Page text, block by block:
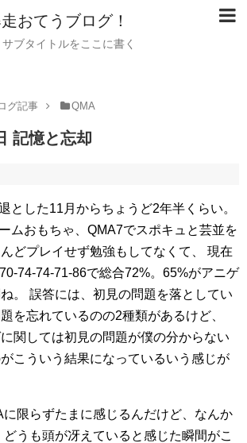
おてうブログ！
サブタイトルをここに書く
グ記事 QMA
記憶と忘却
とした11月からちょうど2年半くらい。
ムおもちゃ、QMA7でスポキュと芸並を
どプレイせず勉強もしてなくて、
現在
74-74-71-86で総合72%。65%がアニゲ
。
誤答には、初見の問題を落としてい
を忘れているのの2種類があるけど、
関しては初見の問題が僕の分からない
こういう結果になっているいう感じが
に限らずたまに感じるんだけど、なんか
どうも頭が冴えていると感じた瞬間がこ